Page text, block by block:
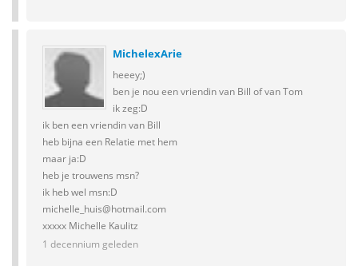
MichelexArie
heeey;)
ben je nou een vriendin van Bill of van Tom
ik zeg:D
ik ben een vriendin van Bill
heb bijna een Relatie met hem
maar ja:D
heb je trouwens msn?
ik heb wel msn:D
michelle_huis@hotmail.com
xxxxx Michelle Kaulitz
1 decennium geleden